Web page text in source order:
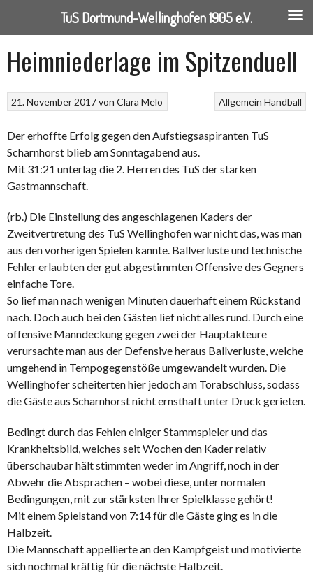
zum
Inhalt
Heimniederlage im Spitzenduell
Allgemein Handball
21. November 2017vonClara Melo
Der erhoffte Erfolg gegen den Aufstiegsaspiranten TuS
Scharnhorst blieb am Sonntagabend aus.
Mit 31:21 unterlag die 2. Herren des TuS der starken
Gastmannschaft.
(rb.) Die Einstellung des angeschlagenen Kaders der
Zweitvertretung des TuS Wellinghofen war nicht das, was man
aus den vorherigen Spielen kannte. Ballverluste und technische
Fehler erlaubten der gut abgestimmten Offensive des Gegners
einfache Tore.
So lief man nach wenigen Minuten dauerhaft einem Rückstand
nach. Doch auch bei den Gästen lief nicht alles rund. Durch eine
offensive Manndeckung gegen zwei der Hauptakteure
verursachte man aus der Defensive heraus Ballverluste, welche
umgehend in Tempogegenstöße umgewandelt wurden. Die
Wellinghofer scheiterten hier jedoch am Torabschluss, sodass
die Gäste aus Scharnhorst nicht ernsthaft unter Druck gerieten.
Bedingt durch das Fehlen einiger Stammspieler und das
Krankheitsbild, welches seit Wochen den Kader relativ
überschaubar hält stimmten weder im Angriff, noch in der
Abwehr die Absprachen – wobei diese, unter normalen
Bedingungen, mit zur stärksten Ihrer Spielklasse gehört!
Mit einem Spielstand von 7:14 für die Gäste ging es in die
Halbzeit.
Die Mannschaft appellierte an den Kampfgeist und motivierte
sich nochmal kräftig für die nächste Halbzeit.
TuS Dortmund-Wellinghofen 1905 e.V.